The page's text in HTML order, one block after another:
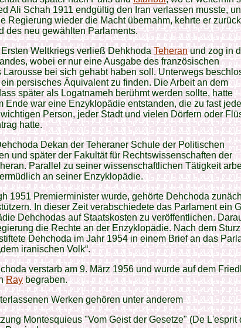
Ali Schah 1911 endgültig den Iran verlassen musste,
Regierung wieder die Macht übernahm, kehrte er
des neu gewählten Parlaments.
Weltkriegs verließ DehkhodaTeheranund zog in
wobei er nur eine Ausgabe des französischen
Larousse bei sich gehabt haben soll. Unterwegs
persisches Äquivalent zu finden. Die Arbeit an dem
später als Logatnameh berühmt werden sollte, hatte
Ende war eine Enzyklopädie entstanden, die zu fast
Person, jeder Stadt und vielen Dörfern oder
hatte.
Dekan der Teheraner Schule der Politischen
und später der Fakultät für Rechtswissenschaften der
Parallel zu seiner wissenschaftlichen Tätigkeit
an seiner Enzyklopädie.
1951 Premierminister wurde, gehörte Dehchoda
In dieser Zeit verabschiedete das Parlament ein
Dehchodas auf Staatskosten zu veröffentlichen.
die Rechte an der Enzyklopädie. Nach dem Sturz
Dehchoda im Jahr 1954 in einem Brief an das
iranischen Volk“.
verstarb am 9. März 1956 und wurde auf dem
Raybegraben.
Werken gehören unter anderem
Montesquieus "Vom Geist der Gesetze" (De L'esprit